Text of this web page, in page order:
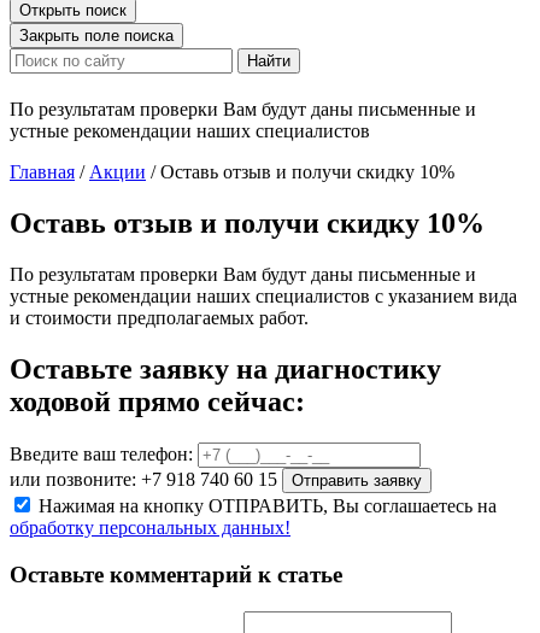
Открыть поиск
Закрыть поле поиска
По результатам проверки Вам будут даны письменные и
устные рекомендации наших специалистов
Главная /Акции /Оставь отзыв и получи скидку 10%
Оставь отзыв и получи скидку 10%
По результатам проверки Вам будут даны письменные и
устные рекомендации наших специалистов с указанием вида
и стоимости предполагаемых работ.
Оставьте заявку на диагностику
ходовой прямо сейчас:
Введите ваш телефон:
или позвоните: +7 918 740 60 15
Отправить заявку
Нажимая на кнопку ОТПРАВИТЬ, Вы соглашаетесь на
обработку персональных данных!
Оставьте комментарий к статье